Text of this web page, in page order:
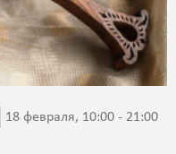
18 февраля, 10:00 - 21:00